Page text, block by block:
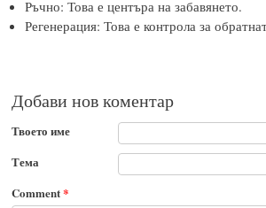
Ръчно: Това е центъра на забавянето.
Регенерация: Това е контрола за
Добави нов коментар
Твоето име
Тема
Comment*